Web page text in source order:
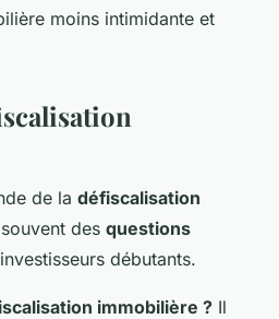
moins intimidante et
de la défiscalisation
des questions
débutants.
immobilière ? Il